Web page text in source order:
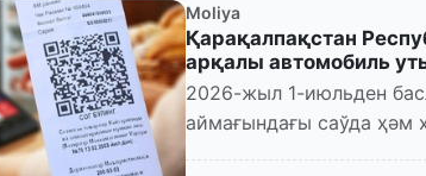
Moliya
Қарақалпақстан
арқалы автомобиль
2026-жыл 1-июльден
аймағындағы саўда ҳәм